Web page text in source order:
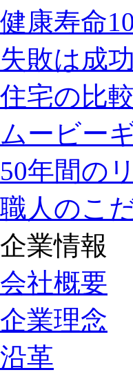
健康寿命
失敗は成
住宅の比
ムービー
50年間の
職人のこ
企業情報
会社概要
企業理念
沿革